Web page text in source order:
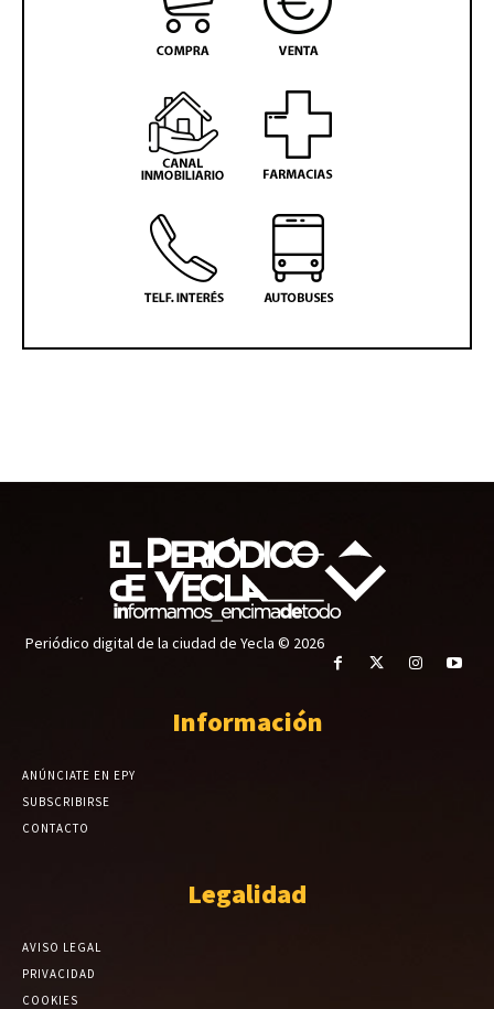
Periódico digital de la ciudad de Yecla © 2026
Información
ANÚNCIATE EN EPY
SUBSCRIBIRSE
CONTACTO
Legalidad
AVISO LEGAL
PRIVACIDAD
COOKIES